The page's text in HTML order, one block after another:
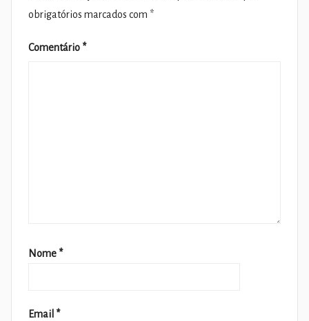
obrigatórios marcados com *
Comentário *
Nome *
Email *